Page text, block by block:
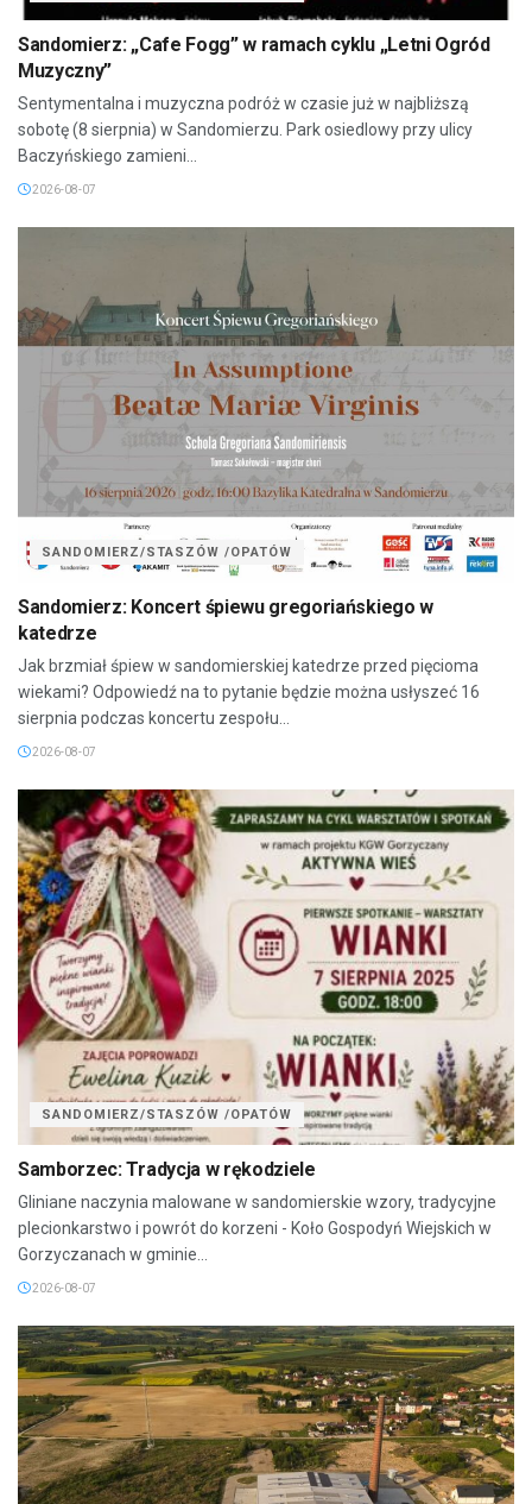
Sandomierz: „Cafe Fogg” w ramach cyklu „Letni Ogród
Muzyczny”
Sentymentalna i muzyczna podróż w czasie już w najbliższą
sobotę (8 sierpnia) w Sandomierzu. Park osiedlowy przy ulicy
Baczyńskiego zamieni...
2026-08-07
SANDOMIERZ/STASZÓW /OPATÓW
Sandomierz: Koncert śpiewu gregoriańskiego w
katedrze
Jak brzmiał śpiew w sandomierskiej katedrze przed pięcioma
wiekami? Odpowiedź na to pytanie będzie można usłyszeć 16
sierpnia podczas koncertu zespołu...
2026-08-07
SANDOMIERZ/STASZÓW /OPATÓW
Samborzec: Tradycja w rękodziele
Gliniane naczynia malowane w sandomierskie wzory, tradycyjne
plecionkarstwo i powrót do korzeni - Koło Gospodyń Wiejskich w
Gorzyczanach w gminie...
2026-08-07